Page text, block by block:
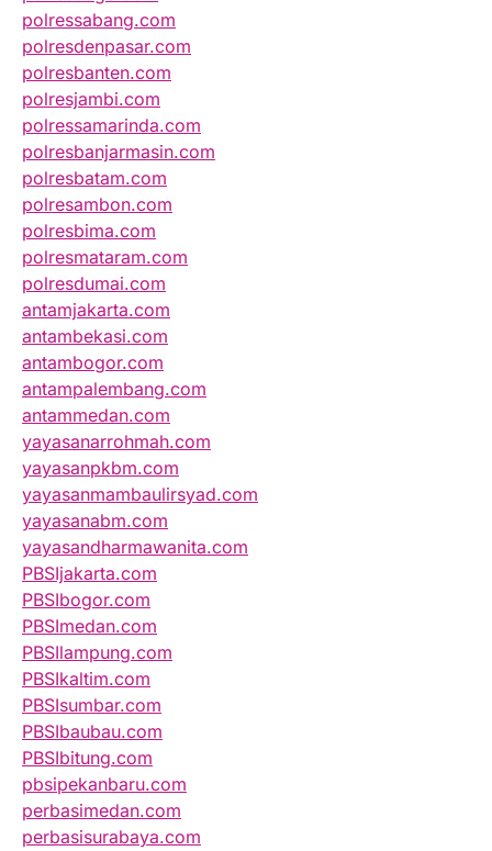
polressabang.com
polresdenpasar.com
polresbanten.com
polresjambi.com
polressamarinda.com
polresbanjarmasin.com
polresbatam.com
polresambon.com
polresbima.com
polresmataram.com
polresdumai.com
antamjakarta.com
antambekasi.com
antambogor.com
antampalembang.com
antammedan.com
yayasanarrohmah.com
yayasanpkbm.com
yayasanmambaulirsyad.com
yayasanabm.com
yayasandharmawanita.com
PBSIjakarta.com
PBSIbogor.com
PBSImedan.com
PBSIlampung.com
PBSIkaltim.com
PBSIsumbar.com
PBSIbaubau.com
PBSIbitung.com
pbsipekanbaru.com
perbasimedan.com
perbasisurabaya.com